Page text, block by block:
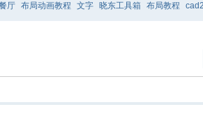
厅 布局动画教程 文字 晓东工具箱 布局教程